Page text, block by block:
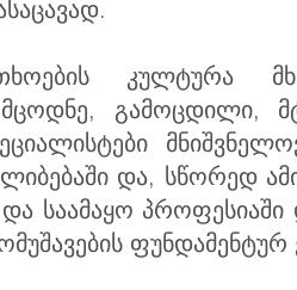
კულტურა
გამოცდილი,
და, სწორედ
საამაყო